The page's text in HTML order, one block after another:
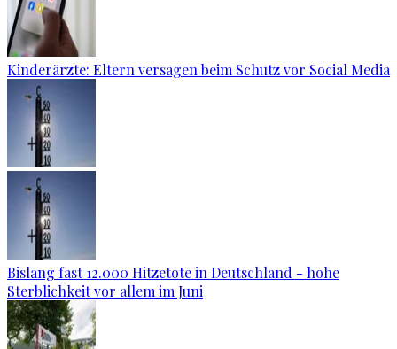
Kinderärzte: Eltern versagen beim Schutz vor Social Media
Bislang fast 12.000 Hitzetote in Deutschland - hohe
Sterblichkeit vor allem im Juni